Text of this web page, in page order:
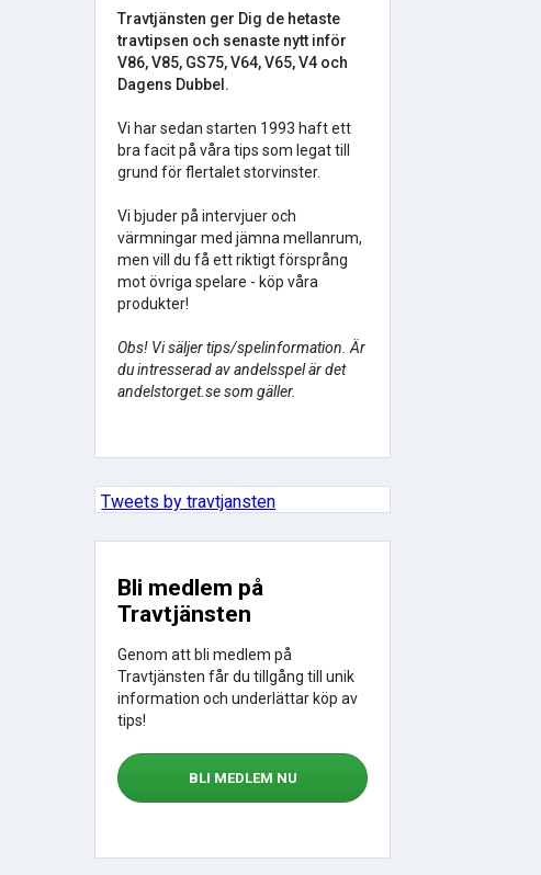
Travtjänsten ger Dig de hetaste
travtipsen och senaste nytt inför
V86, V85, GS75, V64, V65, V4 och
Dagens Dubbel.
Vi har sedan starten 1993 haft ett
bra facit på våra tips som legat till
grund för flertalet storvinster.
Vi bjuder på intervjuer och
värmningar med jämna mellanrum,
men vill du få ett riktigt försprång
mot övriga spelare - köp våra
produkter!
Obs! Vi säljer tips/spelinformation. Är
du intresserad av andelsspel är det
andelstorget.se som gäller.
Tweets by travtjansten
Bli medlem på
Travtjänsten
Genom att bli medlem på
Travtjänsten får du tillgång till unik
information och underlättar köp av
tips!
BLI MEDLEM NU